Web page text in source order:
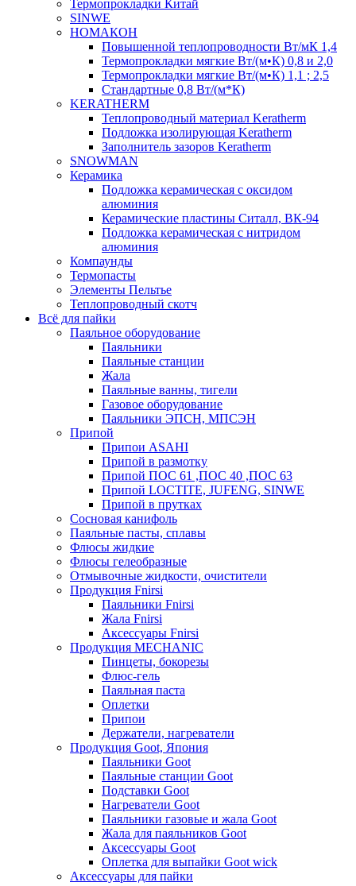
Термопрокладки Китай
SINWE
НОМАКОН
Повышенной теплопроводности Вт/мК 1,4
Термопрокладки мягкие Вт/(м•К) 0,8 и 2,0
Термопрокладки мягкие Вт/(м•К) 1,1 ; 2,5
Стандартные 0,8 Вт/(м*К)
KERATHERM
Теплопроводный материал Keratherm
Подложка изолирующая Keratherm
Заполнитель зазоров Keratherm
SNOWMAN
Керамика
Подложка керамическая с оксидом
алюминия
Керамические пластины Ситалл, ВК-94
Подложка керамическая с нитридом
алюминия
Компаунды
Термопасты
Элементы Пельтье
Теплопроводный скотч
Всё для пайки
Паяльное оборудование
Паяльники
Паяльные станции
Жала
Паяльные ванны, тигели
Газовое оборудование
Паяльники ЭПСН, МПСЭН
Припой
Припои ASAHI
Припой в размотку
Припой ПОС 61 ,ПОС 40 ,ПОС 63
Припой LOCTITE, JUFENG, SINWE
Припой в прутках
Сосновая канифоль
Паяльные пасты, сплавы
Флюсы жидкие
Флюсы гелеобразные
Отмывочные жидкости, очистители
Продукция Fnirsi
Паяльники Fnirsi
Жала Fnirsi
Аксессуары Fnirsi
Продукция MECHANIC
Пинцеты, бокорезы
Флюс-гель
Паяльная паста
Оплетки
Припои
Держатели, нагреватели
Продукция Goot, Япония
Паяльники Goot
Паяльные станции Goot
Подставки Goot
Нагреватели Goot
Паяльники газовые и жала Goot
Жала для паяльников Goot
Аксессуары Goot
Оплетка для выпайки Goot wick
Аксессуары для пайки